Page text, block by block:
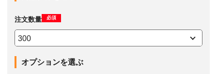
注文数量 必須
オプションを選ぶ